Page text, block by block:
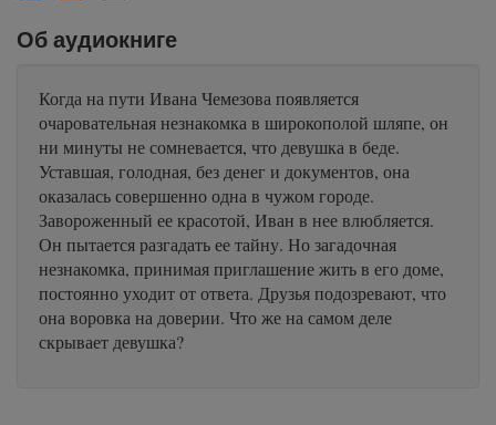
Об аудиокниге
Когда на пути Ивана Чемезова появляется
очаровательная незнакомка в широкополой шляпе, он
ни минуты не сомневается, что девушка в беде.
Уставшая, голодная, без денег и документов, она
оказалась совершенно одна в чужом городе.
Завороженный ее красотой, Иван в нее влюбляется.
Он пытается разгадать ее тайну. Но загадочная
незнакомка, принимая приглашение жить в его доме,
постоянно уходит от ответа. Друзья подозревают, что
она воровка на доверии. Что же на самом деле
скрывает девушка?